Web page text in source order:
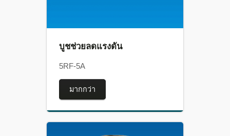
บูชช่วยลดแรงดัน
5RF-5A
มากกว่า